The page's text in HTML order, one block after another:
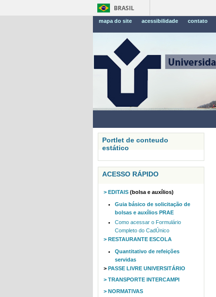
BRASIL
mapa do site acessibilidade contato
Portlet de conteudo
estático
ACESSO RÁPIDO
> EDITAIS (bolsa e auxílios)
Guia básico de solicitação de
bolsas e auxílios PRAE
Como acessar o Formulário
Completo do CadÚnico
> RESTAURANTE ESCOLA
Quantitativo de refeições
servidas
> PASSE LIVRE UNIVERSITÁRIO
> TRANSPORTE INTERCAMPI
> NORMATIVAS